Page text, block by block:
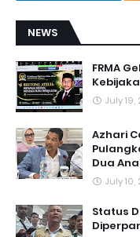
NEWS
FRMA
July 19,
Azhari
Dua
July 10,
Status